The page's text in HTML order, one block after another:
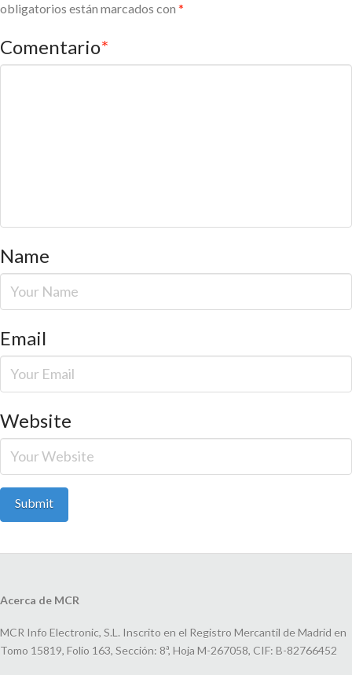
obligatorios están marcados con *
Comentario*
Name
Email
Website
Acerca de MCR
MCR Info Electronic, S.L. Inscrito en el Registro Mercantil de Madrid en
Tomo 15819, Folio 163, Sección: 8ª, Hoja M-267058, CIF: B-82766452